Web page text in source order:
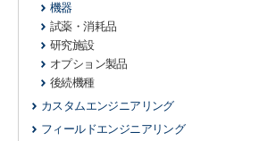
機器
試薬・消耗品
研究施設
オプション製品
後続機種
カスタムエンジニアリング
フィールドエンジニアリング